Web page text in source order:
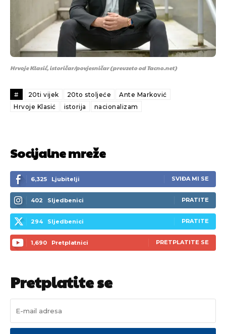
Hrvoje Klasić, istoričar/povjesničar (preuzeto od Tacno.net)
# 20ti vijek 20to stoljeće
Ante Marković
Hrvoje Klasić
istorija nacionalizam
Socijalne mreže
6,325 Ljubitelji SVIĐA MI SE
402 Sljedbenici PRATITE
294 Sljedbenici PRATITE
1,690 Pretplatnici PRETPLATITE SE
Pretplatite se